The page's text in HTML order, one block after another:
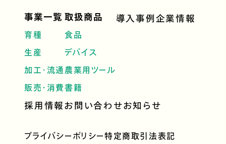
事業一覧
育種
生産
加工・流通
販売・消費
取扱商品
食品
デバイス
農業用ツール
書籍
導入事例企業情報
採用情報お問い合わせお知らせ
プライバシーポリシー特定商取引法表記